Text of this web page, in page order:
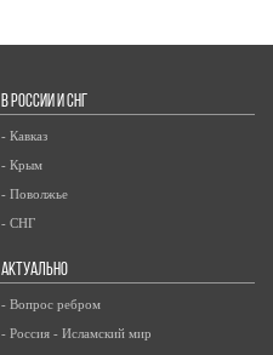
В РОССИИ И СНГ
- Кавказ
- Крым
- Поволжье
- СНГ
АКТУАЛЬНО
- Вопрос ребром
- Россия - Исламский мир